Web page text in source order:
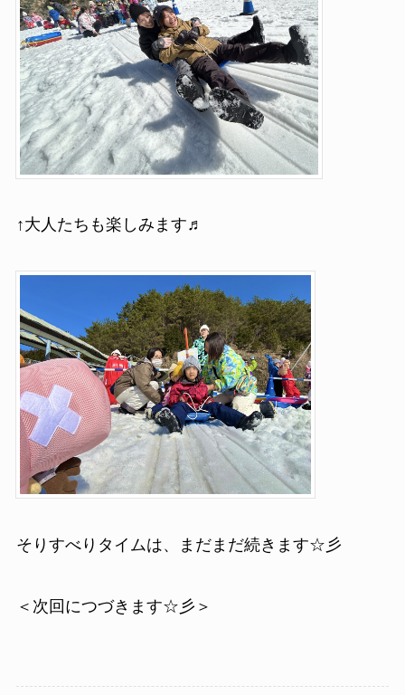
↑大人たちも楽しみます♬
そりすべりタイムは、まだまだ続きます☆彡
＜次回につづきます☆彡＞